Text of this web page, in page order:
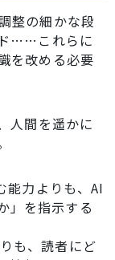
整の細かな段
……これらに
を改める必要
人間を遥かに
能力よりも、AI
」を指示する
も、読者にど